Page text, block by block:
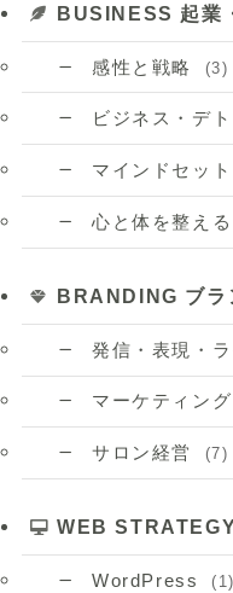
BUSINESS 起業
感性と戦略 (3)
ビジネス・デ
マインドセット
心と体を整える
BRANDING ブラ
発信・表現・
マーケティング
サロン経営 (7)
WEB
WordPress (1)